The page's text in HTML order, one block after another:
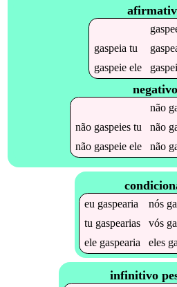
gaspeia tu
gaspeieele
negativo
não
não gaspeiestu não
não gaspeieele não
eu gaspearia nós
tu gaspearias vós
ele gaspearia eles
infinitivo